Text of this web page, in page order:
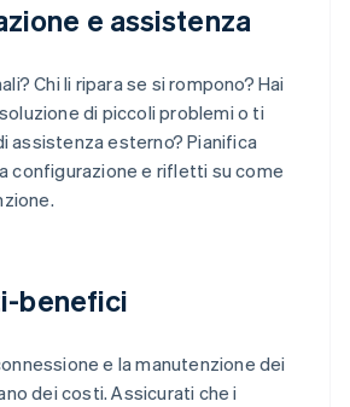
e assistenza
Chi li ripara se si rompono? Hai
di piccoli problemi o ti
assistenza esterno? Pianifica
configurazione e rifletti su come
benefici
e la manutenzione dei
dei costi. Assicurati che i